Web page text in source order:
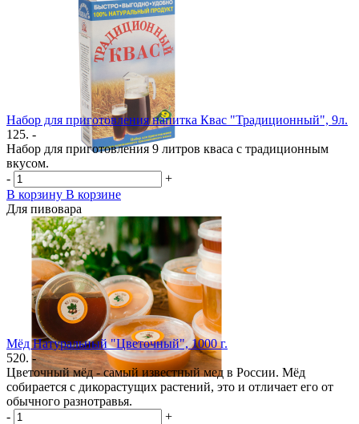
Набор для приготовления напитка Квас "Традиционный", 9л.
125. -
Набор для приготовления 9 литров кваса с традиционным
вкусом.
-
+
В корзину В корзине
Для пивовара
Мёд Натуральный "Цветочный", 1000 г.
520. -
Цветочный мёд - самый известный мед в России. Мёд
собирается с дикорастущих растений, это и отличает его от
обычного разнотравья.
-
+